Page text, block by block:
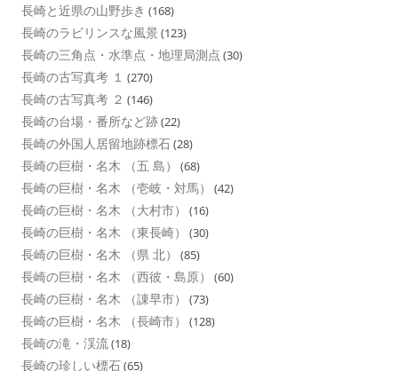
長崎と近県の山野歩き (168)
長崎のラビリンスな風景 (123)
長崎の三角点・水準点・地理局測点 (30)
長崎の古写真考 １ (270)
長崎の古写真考 ２ (146)
長崎の台場・番所など跡(22)
長崎の外国人居留地跡標石(28)
長崎の巨樹・名木 （五 島） (68)
長崎の巨樹・名木 （壱岐・対馬） (42)
長崎の巨樹・名木 （大村市） (16)
長崎の巨樹・名木 （東長崎） (30)
長崎の巨樹・名木 （県 北） (85)
長崎の巨樹・名木 （西彼・島原） (60)
長崎の巨樹・名木 （諌早市） (73)
長崎の巨樹・名木 （長崎市） (128)
長崎の滝・渓流(18)
長崎の珍しい標石(65)